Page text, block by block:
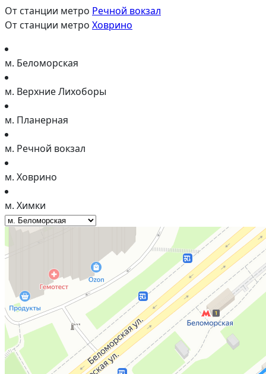
От станции метро Речной вокзал
От станции метро Ховрино
м. Беломорская
м. Верхние Лихоборы
м. Планерная
м. Речной вокзал
м. Ховрино
м. Химки